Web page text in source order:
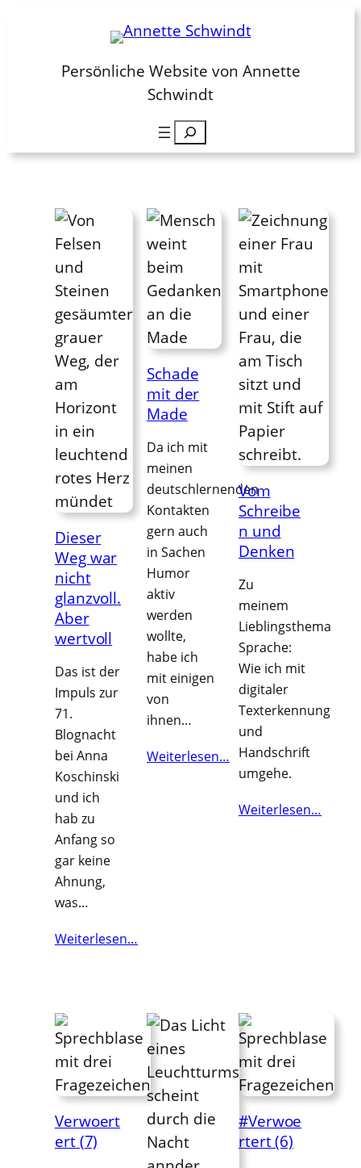
springenPersönliche Website von Annette
Schwindt
Suchen
Dieser
Weg war
nicht
glanzvoll.
Aber
wertvoll
Das ist der
Impuls zur
71.
Blognacht
bei Anna
Koschinski
und ich
hab zu
Anfang so
gar keine
Ahnung,
was…
Weiterlesen…
Schade
mit der
Made
Da ich mit
meinen
deutschlernenden
Kontakten
gern auch
in Sachen
Humor
aktiv
werden
wollte,
habe ich
mit einigen
von
ihnen…
Weiterlesen…
Vom
Schreibe
n und
Denken
Zu
meinem
Lieblingsthema
Sprache:
Wie ich mit
digitaler
Texterkennung
und
Handschrift
umgehe.
Weiterlesen…
Verwoert
ert (7)
#Verwoe
rtert (6)